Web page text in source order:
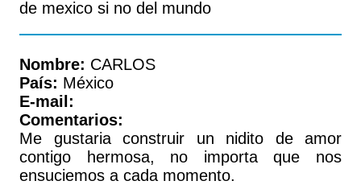
de mexico si no del mundo
Nombre: CARLOS
País: México
E-mail:
Comentarios:
Me gustaria construir un nidito de amor
contigo hermosa, no importa que nos
ensuciemos a cada momento.